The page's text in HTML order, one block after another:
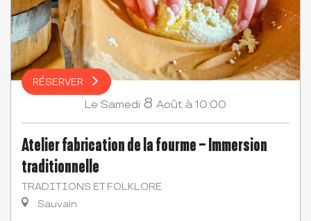
RÉSERVER
Le Samedi 8 Août à 10:00
Atelier fabrication de la fourme – Immersion
traditionnelle
TRADITIONS ET FOLKLORE
Sauvain